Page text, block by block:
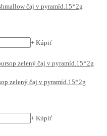
čaj v pyramíd.15*2g
+ Kúpiť
zelený čaj v pyramíd.15*2g
+ Kúpiť